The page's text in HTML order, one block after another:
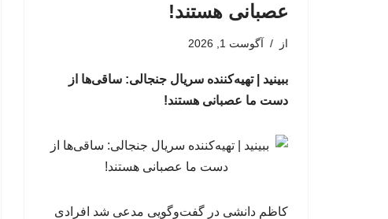
عصبانی هستند!
از آگوست 1, 2026
ببینید | تهیه‌کننده سریال جنجالی: ساقی‌ها از
دست ما عصبانی هستند!
کاظم دانشی در گفت‌وگویی مدعی شد افرادی